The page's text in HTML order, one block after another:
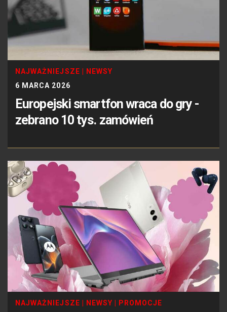
NAJWAŻNIEJSZE | NEWSY
6 MARCA 2026
Europejski smartfon wraca do gry -
zebrano 10 tys. zamówień
NAJWAŻNIEJSZE NEWSY
PROMOCJE